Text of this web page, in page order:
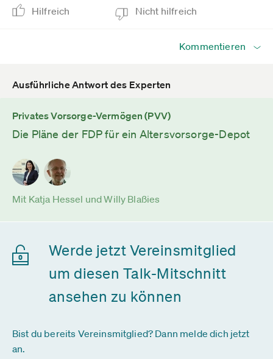
Hilfreich Nicht hilfreich
Kommentieren
Ausführliche Antwort des Experten
Privates Vorsorge-Vermögen (PVV)
Die Pläne der FDP für ein Altersvorsorge-Depot
Mit Katja Hessel und Willy Blaßies
Werde jetzt Vereinsmitglied
um diesen Talk-Mitschnitt
ansehen zu können
Bist du bereits Vereinsmitglied? Dann melde dich jetzt
an.